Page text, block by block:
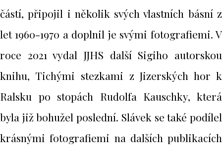
částí, připojil i několik svých vlastních básní z
let 1960-1970 a doplnil je svými fotografiemi. V
roce 2021 vydal JJHS další Sigiho autorskou
knihu, Tichými stezkami z Jizerských hor k
Ralsku po stopách Rudolfa Kauschky, která
byla již bohužel poslední. Slávek se také podílel
krásnými fotografiemi na dalších publikacích